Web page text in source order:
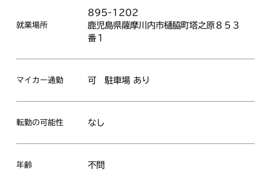
就業場所
895-1202
鹿児島県薩摩川内市樋脇町塔之原８５３
番１
マイカー通勤 可 駐車場 あり
転勤の可能性 なし
年齢 不問